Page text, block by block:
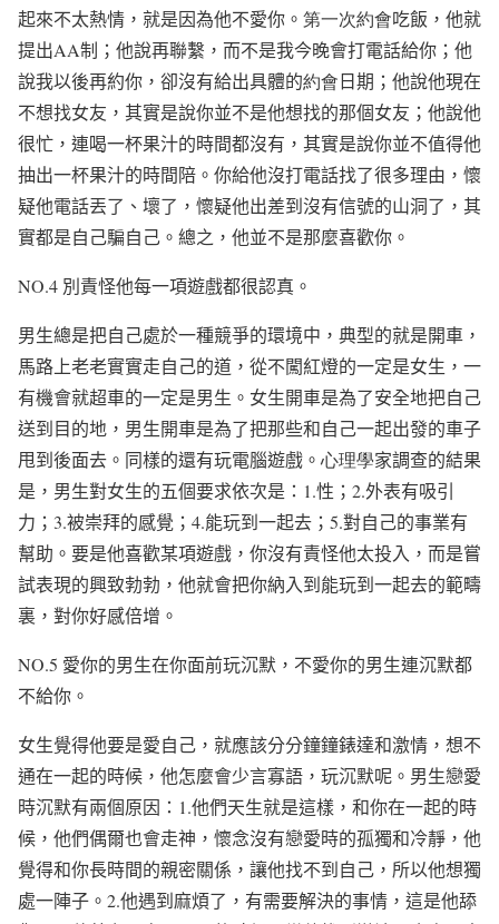
起來不太熱情，就是因為他不愛你。 第一次約會吃飯，他就
提出AA制；他說再聯繫，而不是我今晚會打電話給你；他
說我以後再約你，卻沒有給出具體的約會日期；他說他現在
不想找女友，其實是說你並不是他想找的那個女友；他說他
很忙，連喝一杯果汁的時間都沒有，其實是說你並不值得他
抽出一杯果汁的時間陪。你給他沒打電話找了很多理由，懷
疑他電話丟了、壞了，懷疑他出差到沒有信號的山洞了，其
實都是自己騙自己。總之，他並不是那麼喜歡你。
NO.4 別責怪他每一項遊戲都很認真。
男生總是把自己處於一種競爭的環境中，典型的就是開車，
馬路上老老實實走自己的道，從不闖紅燈的一定是女生，一
有機會就超車的一定是男生。女生開車是為了安全地把自己
送到目的地，男生開車是為了把那些和自己一起出發的車子
甩到後面去。同樣的還有玩電腦遊戲。 心理學家調查的結果
是，男生對女生的五個要求依次是： 1.性； 2.外表有吸引
力； 3.被崇拜的感覺； 4.能玩到一起去； 5.對自己的事業有
幫助。要是他喜歡某項遊戲，你沒有責怪他太投入，而是嘗
試表現的興致勃勃，他就會把你納入到能玩到一起去的範疇
裏，對你好感倍增。
NO.5 愛你的男生在你面前玩沉默，不愛你的男生連沉默都
不給你。
女生覺得他要是愛自己，就應該分分鐘鐘錶達和激情，想不
通在一起的時候，他怎麼會少言寡語，玩沉默呢。男生戀愛
時沉默有兩個原因： 1.他們天生就是這樣，和你在一起的時
候，他們偶爾也會走神，懷念沒有戀愛時的孤獨和冷靜，他
覺得和你長時間的親密關係，讓他找不到自己，所以他想獨
處一陣子。 2.他遇到麻煩了，有需要解決的事情，這是他舔